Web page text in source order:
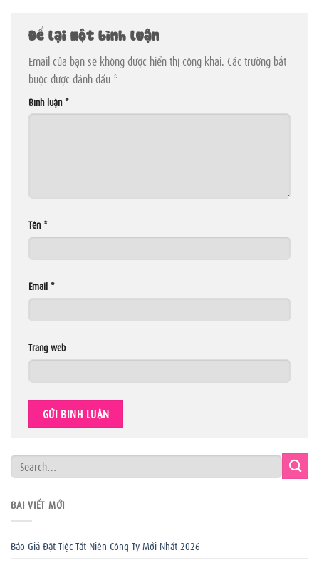
Để lại một bình luận
Email của bạn sẽ không được hiển thị công khai. Các trường bắt
buộc được đánh dấu *
Bình luận *
Tên *
Email *
Trang web
BÀI VIẾT MỚI
Báo Giá Đặt Tiệc Tất Niên Công Ty Mới Nhất 2026